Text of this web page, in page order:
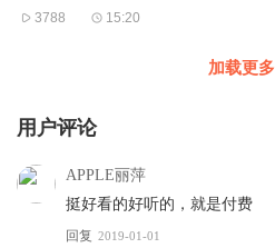
3788 15:20
加载更多
用户评论
APPLE丽萍
挺好看的好听的，就是付费
回复 2019-01-01